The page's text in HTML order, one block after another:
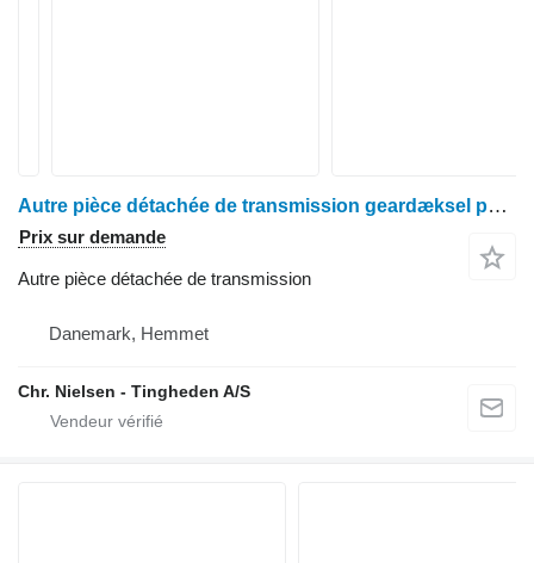
Autre pièce détachée de transmission geardæksel pour moissonneuse-batteuse Case 9120
Prix sur demande
Autre pièce détachée de transmission
Danemark, Hemmet
Chr. Nielsen - Tingheden A/S